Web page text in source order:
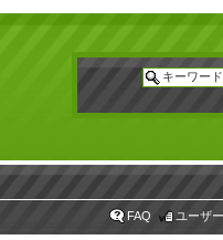
FAQ ユーザ